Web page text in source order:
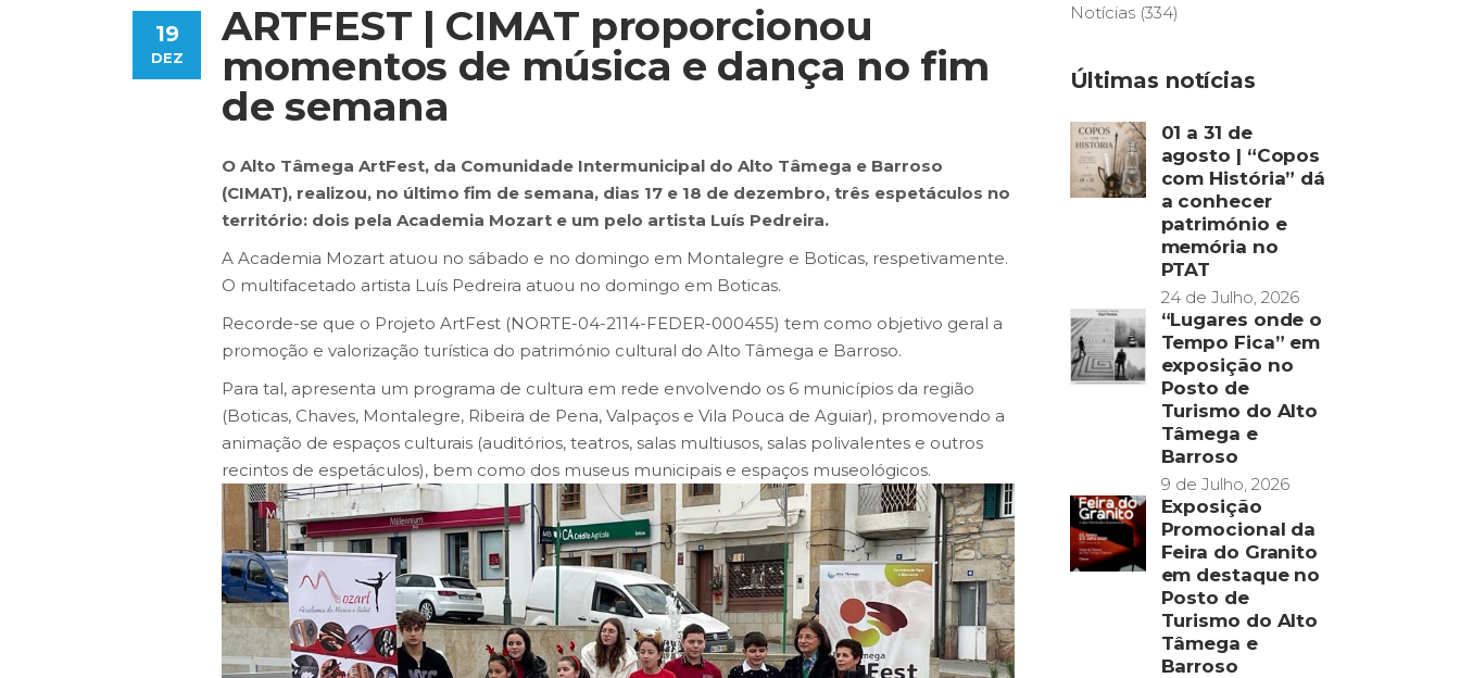
19
DEZ
ARTFEST | CIMAT proporcionou
momentos de música e dança no fim
de semana
O Alto Tâmega ArtFest, da Comunidade Intermunicipal do Alto Tâmega e Barroso
(CIMAT), realizou, no último fim de semana, dias 17 e 18 de dezembro, três espetáculos no
território: dois pela Academia Mozart e um pelo artista Luís Pedreira.
A Academia Mozart atuou no sábado e no domingo em Montalegre e Boticas, respetivamente.
O multifacetado artista Luís Pedreira atuou no domingo em Boticas.
Recorde-se que o Projeto ArtFest (NORTE-04-2114-FEDER-000455) tem como objetivo geral a
promoção e valorização turística do património cultural do Alto Tâmega e Barroso.
Para tal, apresenta um programa de cultura em rede envolvendo os 6 municípios da região
(Boticas, Chaves, Montalegre, Ribeira de Pena, Valpaços e Vila Pouca de Aguiar), promovendo a
animação de espaços culturais (auditórios, teatros, salas multiusos, salas polivalentes e outros
recintos de espetáculos), bem como dos museus municipais e espaços museológicos.
Notícias(334)
Últimas notícias
01 a 31 de
agosto | “Copos
com História” dá
a conhecer
património e
memória no
PTAT
24 de Julho, 2026
“Lugares onde o
Tempo Fica” em
exposição no
Posto de
Turismo do Alto
Tâmega e
Barroso
9 de Julho, 2026
Exposição
Promocional da
Feira do Granito
em destaque no
Posto de
Turismo do Alto
Tâmega e
Barroso